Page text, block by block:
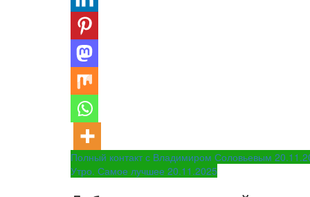
Навигация
по
Полный контакт с Владимиром Соловьевым
Утро. Самое лучшее 20.11.2025